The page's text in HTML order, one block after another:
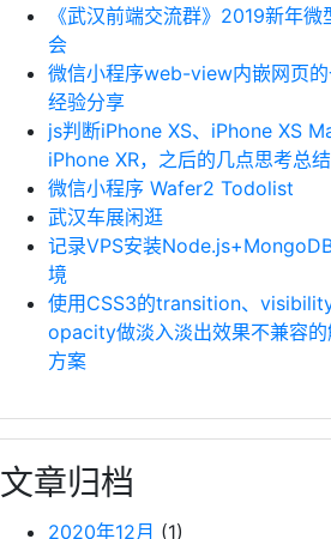
《武汉前端交流群》2019新年微
会
微信小程序web-view内嵌网页
经验分享
js判断iPhone XS、iPhone XS
iPhone XR，之后的几点思考总结
微信小程序 Wafer2 Todolist
武汉车展闲逛
记录VPS安装
境
使用CSS3的transition、
opacity做淡入淡出效果不兼容
方案
文章归档
2020年12月 (1)